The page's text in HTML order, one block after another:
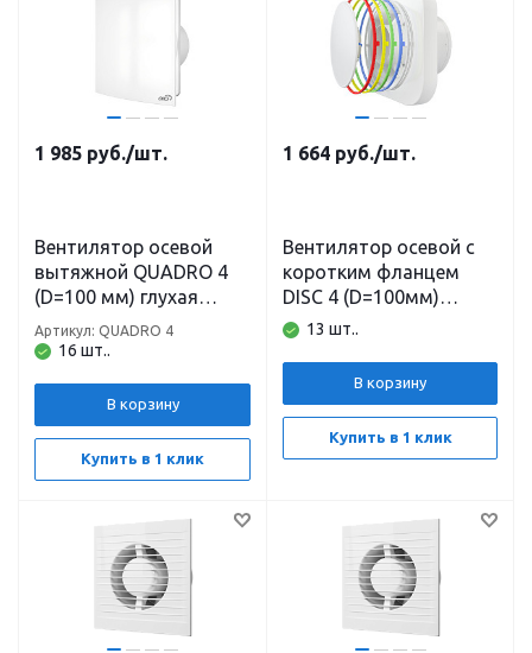
1 985 руб./шт.
Вентилятор осевой
вытяжной QUADRO 4
(D=100 мм) глухая
панель(сменная) Эра
16 шт..
Артикул: QUADRO 4
В корзину
Купить в 1 клик
1 664 руб./шт.
Вентилятор осевой с
коротким фланцем
DISC 4 (D=100мм)
съёмные цветные
13 шт..
В корзину
Купить в 1 клик